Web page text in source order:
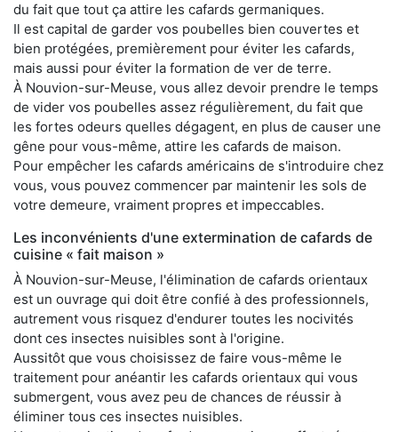
du fait que tout ça attire les cafards germaniques.
Il est capital de garder vos poubelles bien couvertes et
bien protégées, premièrement pour éviter les cafards,
mais aussi pour éviter la formation de ver de terre.
À Nouvion-sur-Meuse, vous allez devoir prendre le temps
de vider vos poubelles assez régulièrement, du fait que
les fortes odeurs quelles dégagent, en plus de causer une
gêne pour vous-même, attire les cafards de maison.
Pour empêcher les cafards américains de s'introduire chez
vous, vous pouvez commencer par maintenir les sols de
votre demeure, vraiment propres et impeccables.
Les inconvénients d'une extermination de cafards de
cuisine « fait maison »
À Nouvion-sur-Meuse, l'élimination de cafards orientaux
est un ouvrage qui doit être confié à des professionnels,
autrement vous risquez d'endurer toutes les nocivités
dont ces insectes nuisibles sont à l'origine.
Aussitôt que vous choisissez de faire vous-même le
traitement pour anéantir les cafards orientaux qui vous
submergent, vous avez peu de chances de réussir à
éliminer tous ces insectes nuisibles.